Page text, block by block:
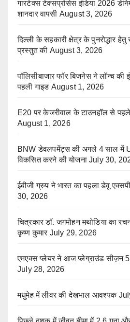
गारटेक्स टेक्सप्रोसेस इंडिया 2026
शानदार वापसी August 3, 2026
दिल्ली के सहकारी क्षेत्र के पुनरोद्धार
प्रस्तुत की August 3, 2026
पॉलिसीबाजार फॉर बिजनेस ने लॉन्च की
पहली गाइड August 1, 2026
E20 पर केजरीवाल के टाउनहॉल से
August 1, 2026
BNW डेवलपमेंट्स की अगले 4 साल में
विकसित करने की योजना July 30,
ईबीजी ग्रुप ने भारत का पहला डेवू
30, 2026
चित्रकार डॉ. जगमोहन मथोडिया का
कृष्ण कुमार July 29, 2026
एमएक्स प्लेयर ने आज प्लेग्राउंड सीज़न 5
July 28, 2026
मधुमेह में लीवर की देखभाल आवश्यक